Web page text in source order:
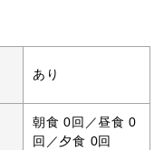
あり
朝食 0回／昼食 0
回／夕食 0回